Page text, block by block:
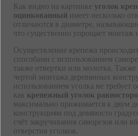
Как видно на картинке уголок
оцинкованный имеет несколько
отличаются в диаметре,
что существенно упрощает монтаж
Осуществление крепежа
способами с использованием
также отвертки или молотка. Также
чертой монтажа деревянных
использованием уголка не требует
как крепежный уголок
максимально прижимается к двум
конструкциям под девяносто
счёт закручивания саморезов или
отверстия уголков.